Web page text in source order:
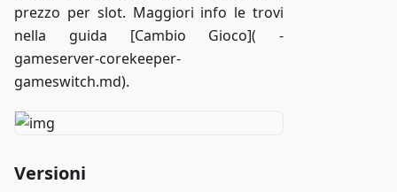
prezzo per slot. Maggiori info le trovi
nella guida [Cambio Gioco]( -
gameserver-corekeeper-
gameswitch.md).
Versioni